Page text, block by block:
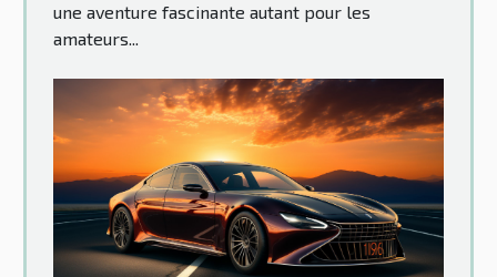
une aventure fascinante autant pour les
amateurs...